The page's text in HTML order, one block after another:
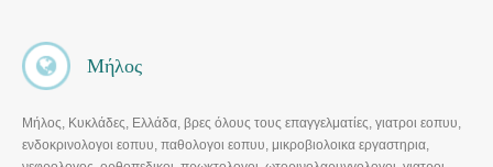
ορθοπαιδικοί, ΩΡΛ, ενδοκρινολογοι, γναθοχειρουργος , δερματολογοι,
αγγειοχειρουργοι, μικροβιλογοι, μικροβιολογικα κεντρα, δερματολόγοι,
διαγνωστικά κέντρα, ιδιωτικά νοσοκομεία,…
Μήλος
Μήλος, Κυκλάδες, Ελλάδα, βρες όλους τους επαγγελματίες, γιατροι εοπυυ,
ενδοκρινολογοι εοπυυ, παθολογοι εοπυυ, μικροβιολοικα εργαστηρια,